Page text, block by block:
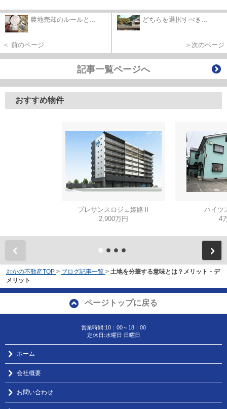
農地売却のルールと...
＜ 前のページ
どちらを選択すべき...
＞次のページ
記事一覧ページへ
おすすめ物件
プレサンスロジェ姫路Ⅱ
2,900万円
ハイツ
4
おかの不動産TOP > ブログ記事一覧 > 土地を分筆する意味とは？メリット・デ
メリット
ページトップに戻る
営業時間:10：00～18：00
定休日:水曜日 日曜日
ホーム
会社概要
お問い合わせ